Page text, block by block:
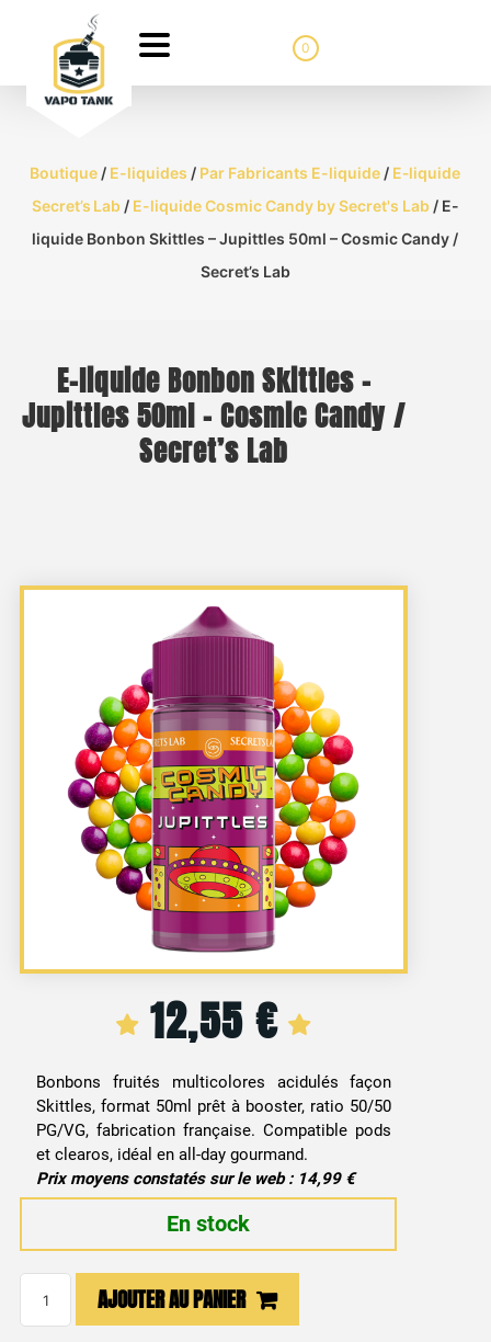
0
Boutique / E-liquides / Par Fabricants E-liquide / E‑liquide
Secret’s Lab/ E-liquide Cosmic Candy by Secret's Lab/ E-
liquide Bonbon Skittles – Jupittles 50ml – Cosmic Candy /
Secret’s Lab
E-liquide Bonbon Skittles –
Jupittles 50ml – Cosmic Candy /
Secret’s Lab
12,55 €
Bonbons fruités multicolores acidulés façon
Skittles, format 50ml prêt à booster, ratio 50/50
PG/VG, fabrication française. Compatible pods
et clearos, idéal en all-day gourmand.
Prix moyens constatés sur le web : 14,99 €
En stock
AJOUTER AU PANIER